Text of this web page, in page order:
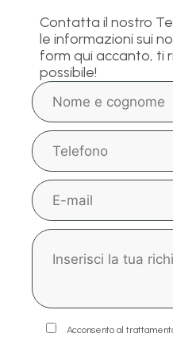
Contatta il nostro
le informazioni sui
form qui accanto, ti
possibile!
Acconsento al